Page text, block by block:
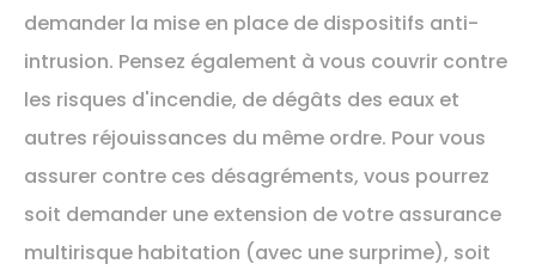
demander la mise en place de dispositifs anti-
intrusion. Pensez également à vous couvrir contre
les risques d'incendie, de dégâts des eaux et
autres réjouissances du même ordre. Pour vous
assurer contre ces désagréments, vous pourrez
soit demander une extension de votre assurance
multirisque habitation (avec une surprime), soit